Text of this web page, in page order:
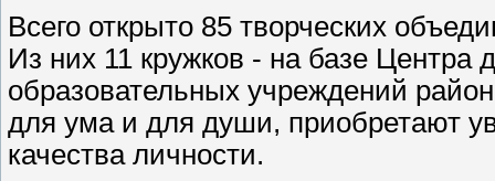
Всего открыто 85 творческих
Из них 11 кружков - на базе Центра
образовательных учреждений
для ума и для души, приобретают
качества личности.